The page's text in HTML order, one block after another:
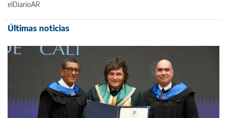
elDiarioAR
Últimas noticias